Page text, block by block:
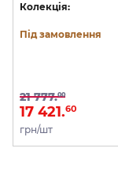
Колекція:
Під замовлення
21 777.00
17 421.60
грн/шт